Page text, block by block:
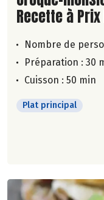
Recette à
Nombre de
Préparation : 30
Cuisson : 50 min
Plat principal